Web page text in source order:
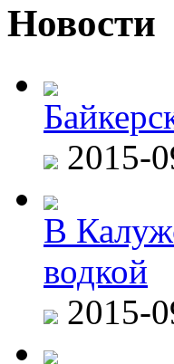
Новости
2015-
В
водкой
2015-